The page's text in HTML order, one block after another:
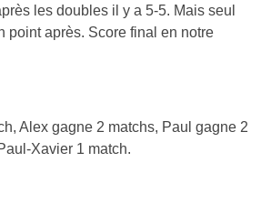
les doubles il y a 5-5. Mais seul
point après. Score final en notre
Alex gagne 2 matchs, Paul gagne 2
Xavier 1 match.